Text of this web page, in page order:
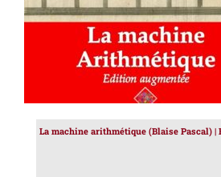
La machine arithmétique (Blaise Pascal) |